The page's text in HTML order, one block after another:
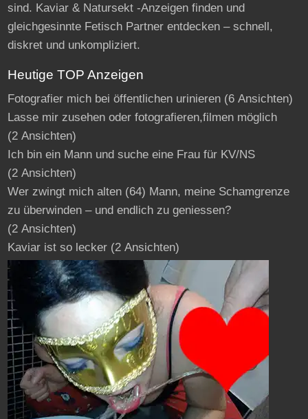
sind. Kaviar & Natursekt -Anzeigen finden und
gleichgesinnte Fetisch Partner entdecken – schnell,
diskret und unkompliziert.
Heutige TOP Anzeigen
Fotografier mich bei öffentlichen urinieren(6 Ansichten)
Lasse mir zusehen oder fotografieren,filmen möglich
(2 Ansichten)
Ich bin ein Mann und suche eine Frau für KV/NS
(2 Ansichten)
Wer zwingt mich alten (64) Mann, meine Schamgrenze
zu überwinden – und endlich zu geniessen?
(2 Ansichten)
Kaviar ist so lecker(2 Ansichten)